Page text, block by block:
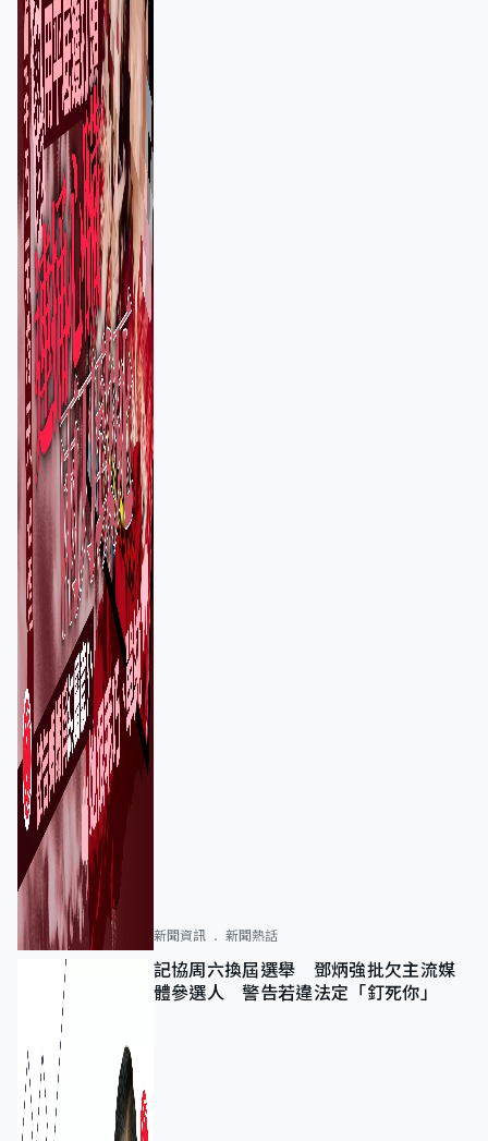
新聞資訊 新聞熱話
記協周六換屆選舉 鄧炳強批欠主流媒
體參選人 警告若違法定「釘死你」